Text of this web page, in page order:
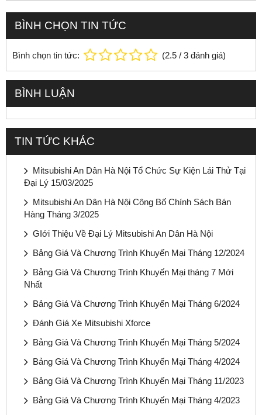
BÌNH CHỌN TIN TỨC
Bình chọn tin tức: (2.5 / 3 đánh giá)
BÌNH LUẬN
TIN TỨC KHÁC
Mitsubishi An Dân Hà Nội Tổ Chức Sự Kiện Lái Thử Tại
Đại Lý 15/03/2025
Mitsubishi An Dân Hà Nội Công Bố Chính Sách Bán
Hàng Tháng 3/2025
GIới Thiệu Về Đại Lý Mitsubishi An Dân Hà Nội
Bảng Giá Và Chương Trình Khuyến Mại Tháng 12/2024
Bảng Giá Và Chương Trình Khuyến Mại tháng 7 Mới
Nhất
Bảng Giá Và Chương Trình Khuyến Mại Tháng 6/2024
Đánh Giá Xe Mitsubishi Xforce
Bảng Giá Và Chương Trình Khuyến Mại Tháng 5/2024
Bảng Giá Và Chương Trình Khuyến Mại Tháng 4/2024
Bảng Giá Và Chương Trình Khuyến Mại Tháng 11/2023
Bảng Giá Và Chương Trình Khuyến Mại Tháng 4/2023